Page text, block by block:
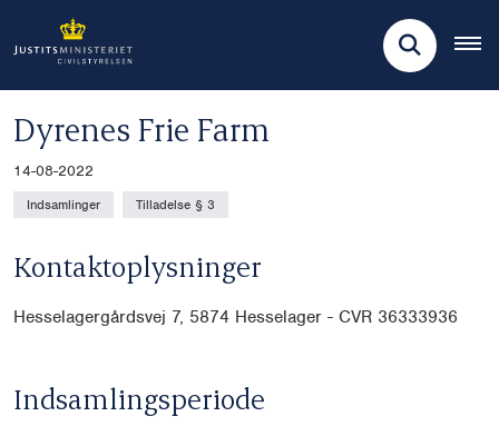
Dyrenes Frie Farm
14-08-2022
Indsamlinger Tilladelse § 3
Kontaktoplysninger
Hesselagergårdsvej 7, 5874 Hesselager - CVR 36333936
Indsamlingsperiode